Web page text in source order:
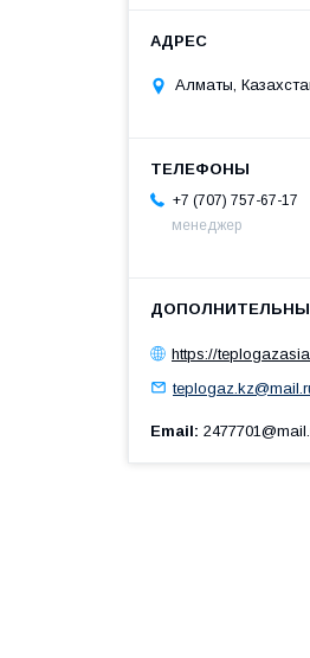
Алматы,
+7 (707) 757-67-17
менеджер
https://
Email